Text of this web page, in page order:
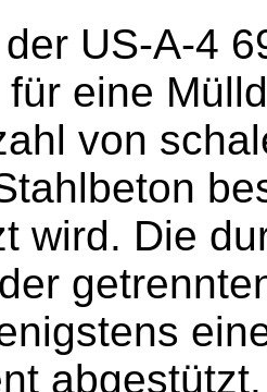
US-A-4
für eine
von
wird. Die